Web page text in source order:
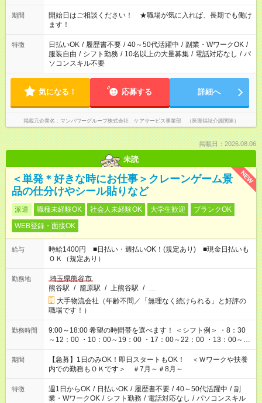
20:00 など 残業なし！ ※Wワークの場合、他のお仕事と合わせ
週40時間超の就業はご案内できません ※法令に基づき、週20時
間以上勤務は社会保険への加入対象となります ※労働者派遣法
（日雇い派遣の原則禁止）により、短時間・短期間の就業はご
案内が難しい場合があります
期間
開始日はご相談ください！ ★職場が気に入れば、長期でも働け
ます！
特徴 日払いOK / 履歴書不要 / 40～50代活躍中 / 副業・WワークOK /
服装自由 / シフト勤務 / 10名以上の大量募集 / 電話対応なし / パ
ソコンスキル不要
気になる！ 応募する 詳細へ
掲載元企業名 マンパワーグループ株式会社 ケアサービス事業部 （医療福祉介護関連）
掲載日：2026.08.06
未読
NEW
＜単発＊好きな時にお仕事＞クレーンゲーム景
品の仕分けやシール貼りなど
派遣 職種未経験OK 社会人未経験OK 大学生歓迎
ブランクOK
WEB登録・面接OK
給与
時給1400円 ■日払い・週払いOK！(規定あり) ■現金日払いも
ＯＫ（規定あり）
勤務地
埼玉県熊谷市
熊谷駅 / 籠原駅 / 上熊谷駅 / …
大手物流会社（年齢不問／「無理なく続けられる」と好評の
職場です！）
勤務時間
9:00～18:00 希望の時間帯を選べます！ ＜シフト例＞ ・8：30
～12：00 ・10：00～19：00 ・17：00～22：00 ・13：00～
22：00 ・22：00～翌6：00 など
期間
【急募】1日のみOK！即日スタートもOK！ ＜Ｗワークや扶養
内での勤務もＯＫです＞ ＃7月～＃8月～
特徴 週1日からOK / 日払いOK / 履歴書不要 / 40～50代活躍中 / 副
業・WワークOK / シフト勤務 / 電話対応なし / パソコンスキル